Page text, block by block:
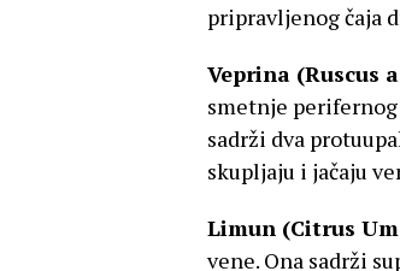
pripravljenog čaja
Veprina (Ruscus
smetnje
sadrži dva
skupljaju i jačaju
Limun (Citrus
vene. Ona sadrži